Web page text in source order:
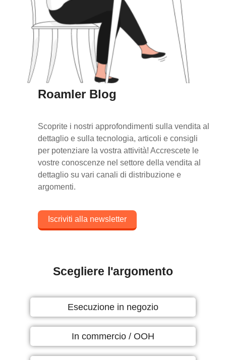
Roamler Blog
Scoprite i nostri approfondimenti sulla vendita al
dettaglio e sulla tecnologia, articoli e consigli
per potenziare la vostra attività! Accrescete le
vostre conoscenze nel settore della vendita al
dettaglio su vari canali di distribuzione e
argomenti.
Iscriviti alla newsletter
Scegliere l'argomento
Esecuzione in negozio
In commercio / OOH